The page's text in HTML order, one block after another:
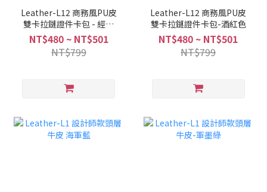
Leather-L12 商務風PU皮
雙卡拉鏈證件卡包 - 經典
NT$480 ~ NT$501
NT$799
Leather-L12 商務風PU皮
雙卡拉鏈證件卡包-酒紅色
NT$480 ~ NT$501
NT$799